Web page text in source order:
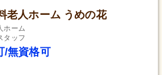
老人ホーム うめの花
ホーム
タッフ
/無資格可